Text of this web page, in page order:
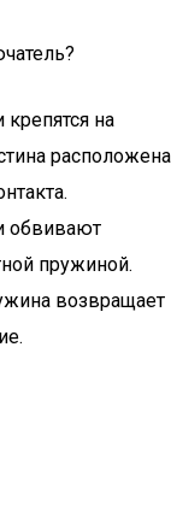
на
расположена
обвивают
пружиной.
возвращает